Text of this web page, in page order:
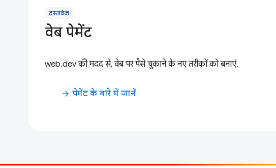
दस्तावेज़
वेब पेमेंट
web.dev की मदद से, वेब पर पैसे चुकाने के नए तरीकों को बनाएं.
arrow_forward पेमेंट के बारे में जानें